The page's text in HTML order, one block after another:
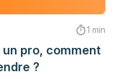
1 min
pro, comment
?